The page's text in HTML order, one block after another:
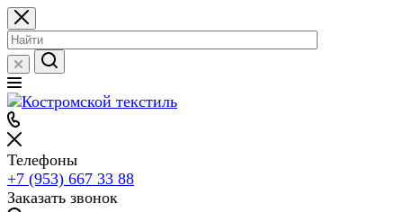
Телефоны
+7 (953) 667 33 88
Заказать звонок